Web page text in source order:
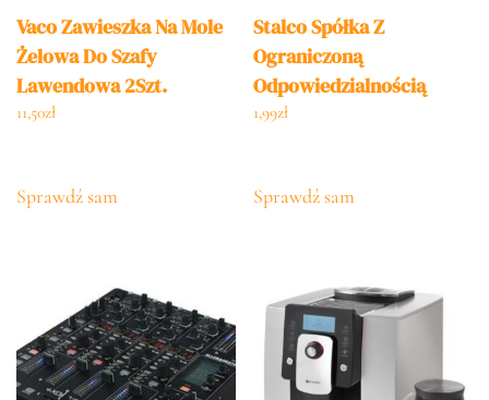
Vaco Zawieszka Na Mole
Żelowa Do Szafy
Lawendowa 2Szt.
11,50zł
Sprawdź sam
Stalco Spółka Z
Ograniczoną
Odpowiedzialnością
S.K.A. Płótno Ścierne
1,99zł
Sprawdź sam